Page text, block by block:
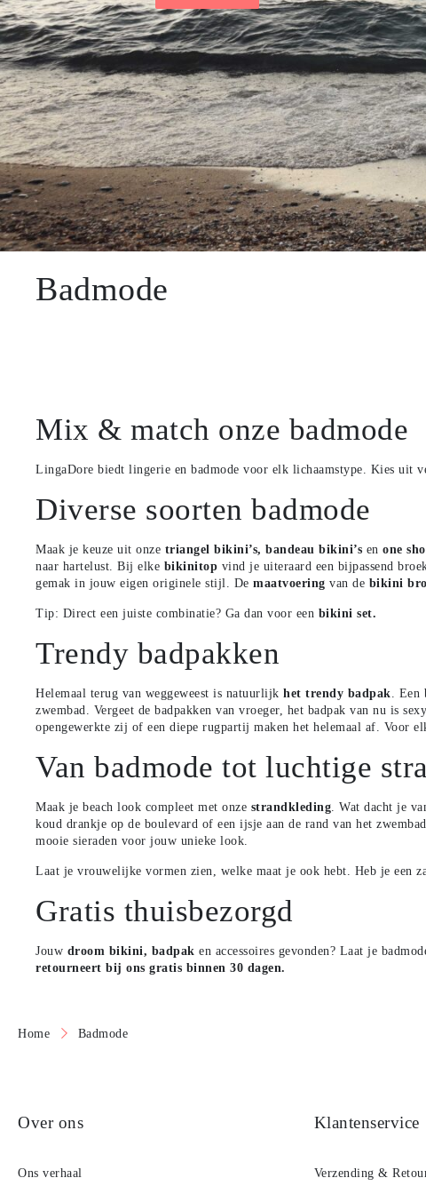
SALE
Badmode
Mix & match onze badmode
LingaDore biedt lingerie en badmode voor elk lichaamstype. Kies uit
Diverse soorten badmode
Maak je keuze uit onze triangel bikini’s,bandeau bikini’s enone
naar hartelust. Bij elke bikinitop vind je uiteraard een bijpassend
gemak in jouw eigen originele stijl. Demaatvoering van de bikini
Tip: Direct een juiste combinatie? Ga dan voor een bikini set.
Trendy badpakken
Helemaal terug van weggeweest is natuurlijkhet trendy badpak .
zwembad. Vergeet de badpakken van vroeger, het badpak van nu is
opengewerkte zij of een diepe rugpartij maken het helemaal af. Voor
Van badmode tot luchtige
Maak je beach look compleet met onze strandkleding . Wat dacht je
koud drankje op de boulevard of een ijsje aan de rand van het
mooie sieraden voor jouw unieke look.
Laat je vrouwelijke vormen zien, welke maat je ook hebt. Heb je een
Gratis thuisbezorgd
Jouw droom bikini, badpak en accessoires gevonden? Laat je
retourneert bij ons gratis binnen 30 dagen.
Home Badmode
Over ons
Ons verhaal
Klantenservice
Verzending &